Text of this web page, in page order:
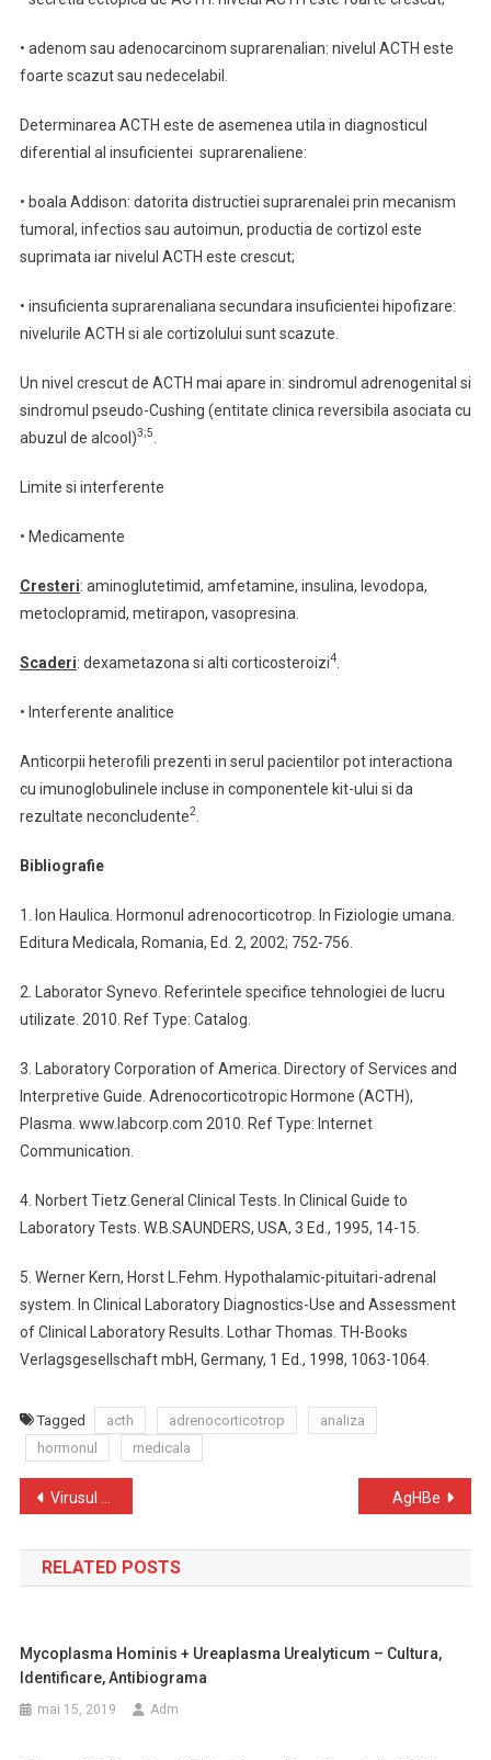
• adenom sau adenocarcinom suprarenalian: nivelul ACTH este
foarte scazut sau nedecelabil.
Determinarea ACTH este de asemenea utila in diagnosticul
diferential al insuficientei suprarenaliene:
• boala Addison: datorita distructiei suprarenalei prin mecanism
tumoral, infectios sau autoimun, productia de cortizol este
suprimata iar nivelul ACTH este crescut;
• insuficienta suprarenaliana secundara insuficientei hipofizare:
nivelurile ACTH si ale cortizolului sunt scazute.
Un nivel crescut de ACTH mai apare in: sindromul adrenogenital si
sindromul pseudo-Cushing (entitate clinica reversibila asociata cu
abuzul de alcool)3;5
Limite si interferente
• Medicamente
Cresteri: aminoglutetimid, amfetamine, insulina, levodopa,
metoclopramid, metirapon, vasopresina.
Scaderi: dexametazona si alti corticosteroizi4.
• Interferente analitice
Anticorpii heterofili prezenti in serul pacientilor pot interactiona
cu imunoglobulinele incluse in componentele kit-ului si da
rezultate neconcludente2.
Bibliografie
1. Ion Haulica. Hormonul adrenocorticotrop. In Fiziologie umana.
Editura Medicala, Romania, Ed. 2, 2002; 752-756.
2. Laborator Synevo. Referintele specifice tehnologiei de lucru
utilizate. 2010. Ref Type: Catalog.
3. Laboratory Corporation of America. Directory of Services and
Interpretive Guide. Adrenocorticotropic Hormone (ACTH),
Plasma. www.labcorp.com 2010. Ref Type: Internet
Communication.
4. Norbert Tietz.General Clinical Tests. In Clinical Guide to
Laboratory Tests. W.B.SAUNDERS, USA, 3 Ed., 1995, 14-15.
5. Werner Kern, Horst L.Fehm. Hypothalamic-pituitari-adrenal
system. In Clinical Laboratory Diagnostics-Use and Assessment
of Clinical Laboratory Results. Lothar Thomas. TH-Books
Verlagsgesellschaft mbH, Germany, 1 Ed., 1998, 1063-1064.
Tagged acth adrenocorticotrop
analiza
hormonul
medicala
Navigare
în
articole
Virusul varicelo-zosterian VZV , ADN in sange, LCR, lichid amniotic AgHBe
RELATED POSTS
Mycoplasma Hominis + Ureaplasma Urealyticum – Cultura,
Identificare, Antibiograma
mai 15, 2019 Adm